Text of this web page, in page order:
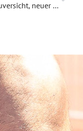
Neue Zuversicht, neuer Schwung: Mitgliederversammlung beim MTV Kronberg